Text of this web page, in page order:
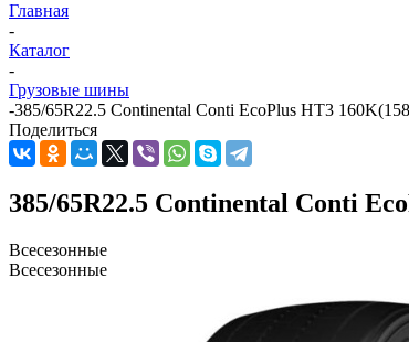
Главная
-
Каталог
-
Грузовые шины
-385/65R22.5 Continental Conti EcoPlus HT3
Поделиться
385/65R22.5 Continental Conti
Всесезонные
Всесезонные